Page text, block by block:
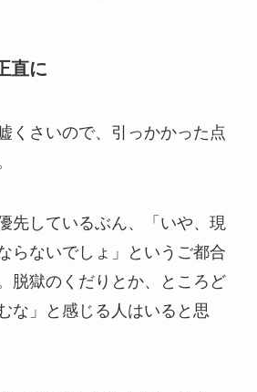
直に
くさいので、引っかかった点
先しているぶん、「いや、現
らないでしょ」というご都合
脱獄のくだりとか、ところど
な」と感じる人はいると思